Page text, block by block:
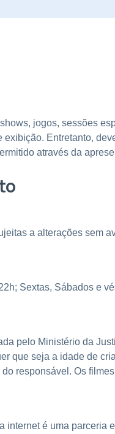
jogos, sessões
exibição. Entretanto,
através da
a alterações sem
Sextas, Sábados e
pelo Ministério da
que seja a idade de
responsável. Os
internet é uma parceria